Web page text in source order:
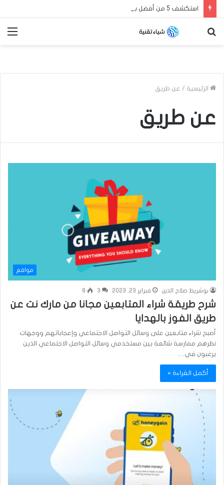
الرئيسية / عن طريق
عن طريق
مواقع
بوشريط صلاح الدين فبراير 23, 2023 3
8
شرح طريقة شراء المتابعين مجانا من مارك نت عن
طريق الفوز بالهدايا
أصبح شراء متابعين على وسائل التواصل الاجتماعي وإعجاباتهم ووجهات
نظرهم ممارسة شائعة بين مستخدمي وسائل التواصل الاجتماعي الذين
يرغبون في…
أكمل القراءة »